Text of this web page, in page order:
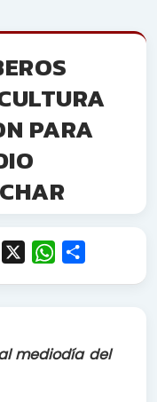
PARA
W
mediodía del